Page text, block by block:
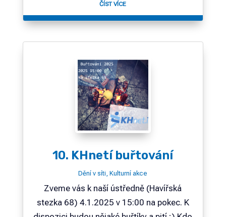
ČÍST VÍCE
10. KHnetí buřtování
Dění v síti ,Kulturní akce
Zveme vás k naší ústředně (Havířská
stezka 68) 4.1.2025 v 15:00 na pokec. K